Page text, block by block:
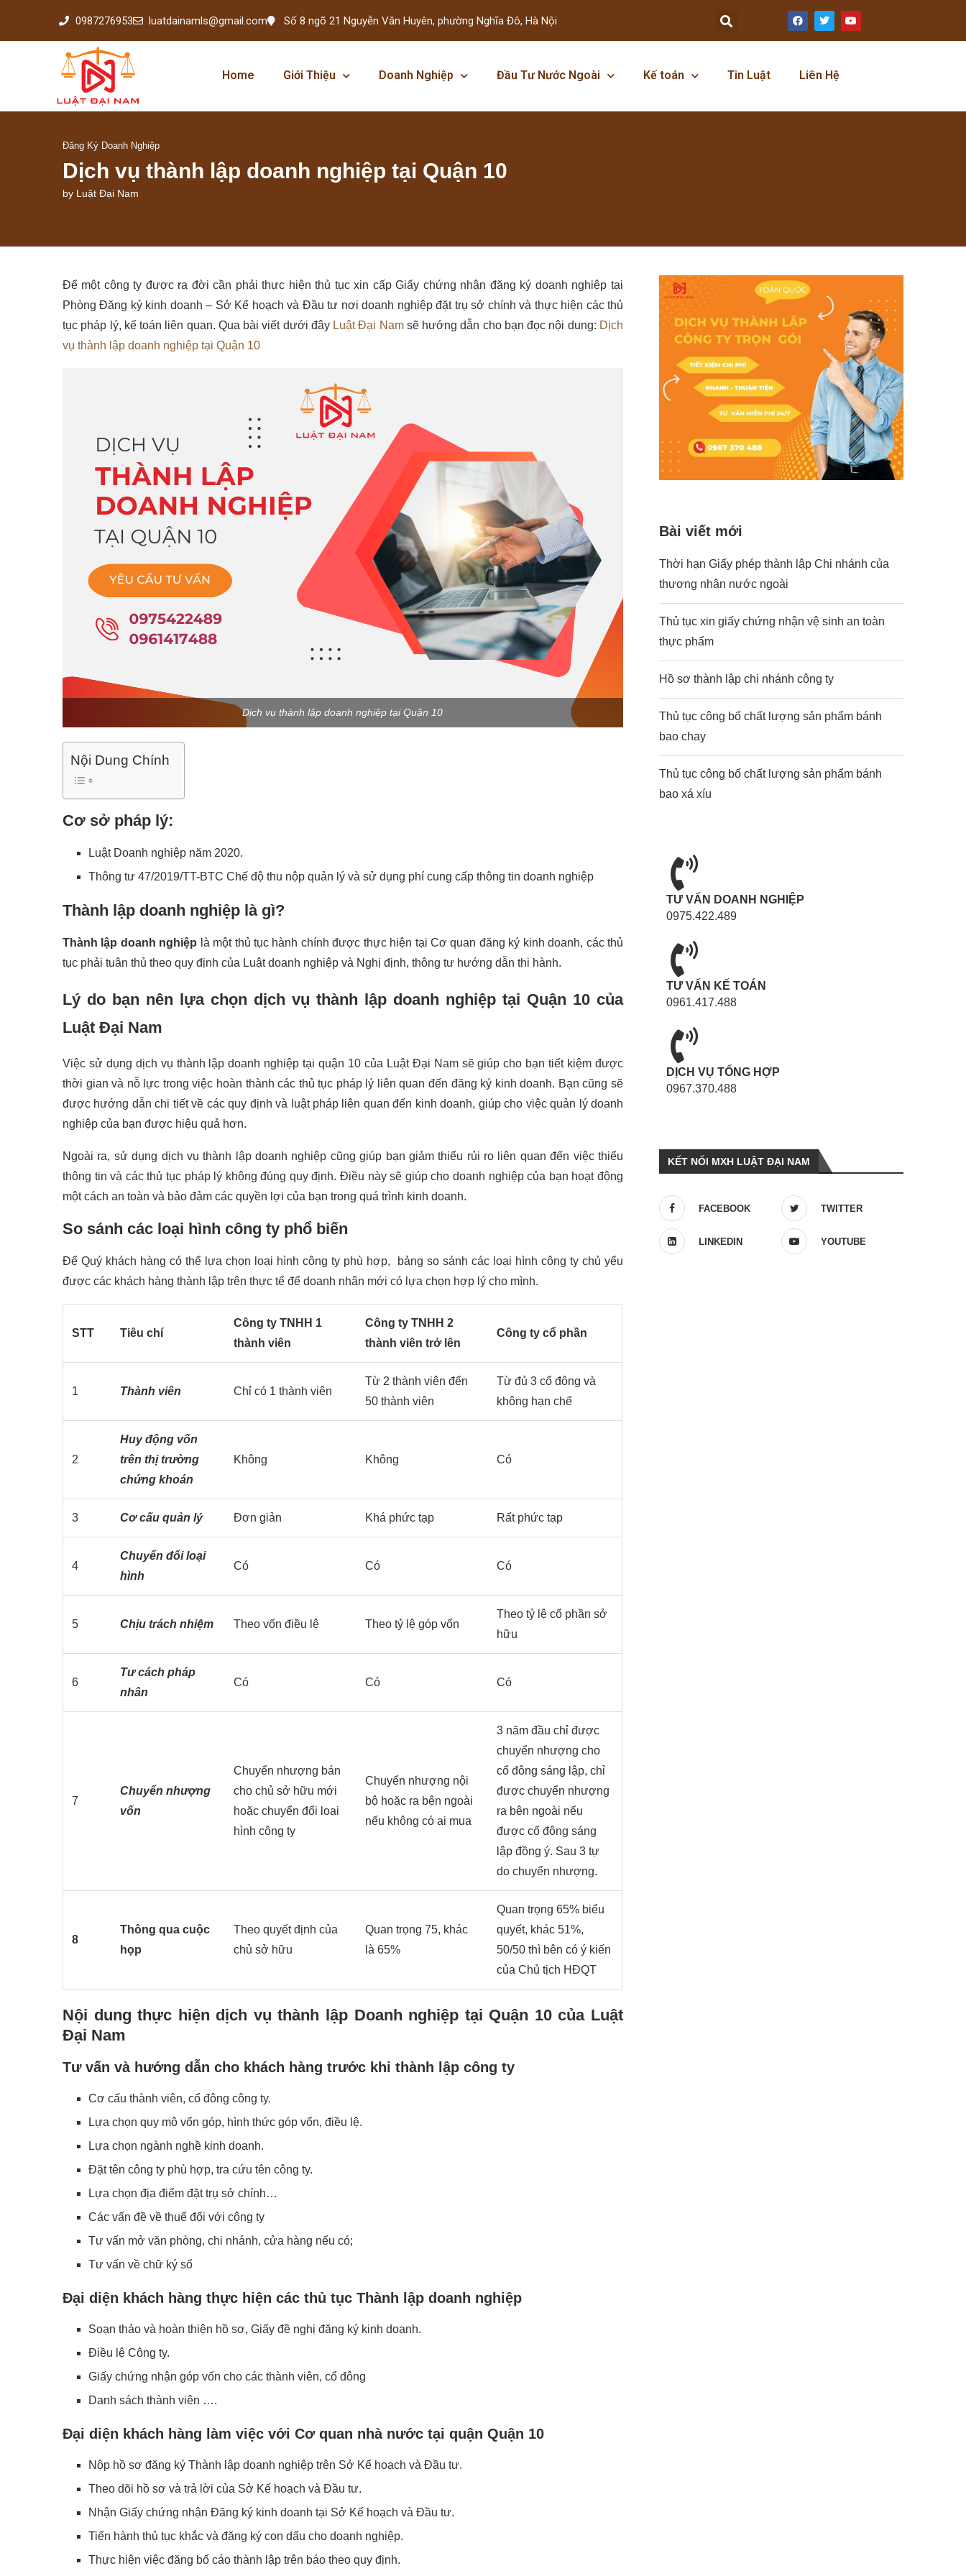
0987276953 luatdainamls@gmail.com Số 8 ngõ 21 Nguyễn Văn Huyên, phường Nghĩa Đô, Hà Nội
Home Giới Thiệu Doanh Nghiệp Đầu Tư Nước Ngoài Kế toán Tin Luật Liên Hệ
Đăng Ký Doanh Nghiệp
Dịch vụ thành lập doanh nghiệp tại Quận 10
by Luật Đại Nam
Để một công ty được ra đời cần phải thực hiện thủ tục xin cấp Giấy chứng nhận đăng ký doanh nghiệp tại
Phòng Đăng ký kinh doanh – Sở Kế hoạch và Đầu tư nơi doanh nghiệp đặt trụ sở chính và thực hiện các thủ
tục pháp lý, kế toán liên quan. Qua bài viết dưới đây Luật Đại Namsẽ hướng dẫn cho bạn đọc nội dung: Dịch
vụ thành lập doanh nghiệp tại Quận 10
Dịch vụ thành lập doanh nghiệp tại Quận 10
Nội Dung Chính
Cơ sở pháp lý:
Luật Doanh nghiệp năm 2020.
Thông tư 47/2019/TT-BTC Chế độ thu nộp quản lý và sử dụng phí cung cấp thông tin doanh nghiệp
Thành lập doanh nghiệp là gì?
Thành lập doanh nghiệp là một thủ tục hành chính được thực hiện tại Cơ quan đăng ký kinh doanh, các thủ
tục phải tuân thủ theo quy định của Luật doanh nghiệp và Nghị định, thông tư hướng dẫn thi hành.
Lý do bạn nên lựa chọn dịch vụ thành lập doanh nghiệp tại Quận 10 của
Luật Đại Nam
Việc sử dụng dịch vụ thành lập doanh nghiệp tại quận 10 của Luật Đại Nam sẽ giúp cho bạn tiết kiệm được
thời gian và nỗ lực trong việc hoàn thành các thủ tục pháp lý liên quan đến đăng ký kinh doanh. Bạn cũng sẽ
được hướng dẫn chi tiết về các quy định và luật pháp liên quan đến kinh doanh, giúp cho việc quản lý doanh
nghiệp của bạn được hiệu quả hơn.
Ngoài ra, sử dụng dịch vụ thành lập doanh nghiệp cũng giúp bạn giảm thiểu rủi ro liên quan đến việc thiếu
thông tin và các thủ tục pháp lý không đúng quy định. Điều này sẽ giúp cho doanh nghiệp của bạn hoạt động
một cách an toàn và bảo đảm các quyền lợi của bạn trong quá trình kinh doanh.
So sánh các loại hình công ty phổ biến
Để Quý khách hàng có thể lựa chọn loại hình công ty phù hợp, bảng so sánh các loại hình công ty chủ yếu
được các khách hàng thành lập trên thực tế để doanh nhân mới có lựa chọn hợp lý cho mình.
STT Tiêu chí
Công ty TNHH 1
thành viên
Công ty TNHH 2
thành viên trở lên
Công ty cổ phần
1 Thành viên Chỉ có 1 thành viên
Từ 2 thành viên đến
50 thành viên
Từ đủ 3 cổ đông và
không hạn chế
2
Huy động vốn
trên thị trường
chứng khoán
Không Không Có
3 Cơ cấu quản lý Đơn giản Khá phức tạp Rất phức tạp
4
Chuyển đổi loại
hình
Có Có Có
5 Chịu trách nhiệm Theo vốn điều lệ Theo tỷ lệ góp vốn
Theo tỷ lệ cổ phần sở
hữu
6
Tư cách pháp
nhân
Có Có Có
7
Chuyển nhượng
vốn
Chuyển nhượng bán
cho chủ sở hữu mới
hoặc chuyển đổi loại
hình công ty
Chuyển nhượng nội
bộ hoặc ra bên ngoài
nếu không có ai mua
3 năm đầu chỉ được
chuyển nhượng cho
cổ đông sáng lập, chỉ
được chuyển nhượng
ra bên ngoài nếu
được cổ đông sáng
lập đồng ý. Sau 3 tự
do chuyển nhượng.
8
Thông qua cuộc
họp
Theo quyết định của
chủ sở hữu
Quan trọng 75, khác
là 65%
Quan trọng 65% biểu
quyết, khác 51%,
50/50 thì bên có ý kiến
của Chủ tịch HĐQT
Nội dung thực hiện dịch vụ thành lập Doanh nghiệp tại Quận 10 của Luật
Đại Nam
Tư vấn và hướng dẫn cho khách hàng trước khi thành lập công ty
Cơ cấu thành viên, cổ đông công ty.
Lựa chọn quy mô vốn góp, hình thức góp vốn, điều lệ.
Lựa chọn ngành nghề kinh doanh.
Đặt tên công ty phù hợp, tra cứu tên công ty.
Lựa chọn địa điểm đặt trụ sở chính…
Các vấn đề về thuế đối với công ty
Tư vấn mở văn phòng, chi nhánh, cửa hàng nếu có;
Tư vấn về chữ ký số
Đại diện khách hàng thực hiện các thủ tục Thành lập doanh nghiệp
Soạn thảo và hoàn thiện hồ sơ, Giấy đề nghị đăng ký kinh doanh.
Điều lệ Công ty.
Giấy chứng nhận góp vốn cho các thành viên, cổ đông
Danh sách thành viên ….
Đại diện khách hàng làm việc với Cơ quan nhà nước tại quận Quận 10
Nộp hồ sơ đăng ký Thành lập doanh nghiệp trên Sở Kế hoạch và Đầu tư.
Theo dõi hồ sơ và trả lời của Sở Kế hoạch và Đầu tư.
Nhận Giấy chứng nhận Đăng ký kinh doanh tại Sở Kế hoạch và Đầu tư.
Tiến hành thủ tục khắc và đăng ký con dấu cho doanh nghiệp.
Thực hiện việc đăng bố cáo thành lập trên báo theo quy định.
Bài viết mới
Thời hạn Giấy phép thành lập Chi nhánh của
thương nhân nước ngoài
Thủ tục xin giấy chứng nhận vệ sinh an toàn
thực phẩm
Hồ sơ thành lập chi nhánh công ty
Thủ tục công bố chất lượng sản phẩm bánh
bao chay
Thủ tục công bố chất lượng sản phẩm bánh
bao xá xíu
TƯ VẤN DOANH NGHIỆP
0975.422.489
TƯ VẤN KẾ TOÁN
0961.417.488
DỊCH VỤ TỔNG HỢP
0967.370.488
KẾT NỐI MXH LUẬT ĐẠI NAM
FACEBOOK TWITTER
LINKEDIN YOUTUBE